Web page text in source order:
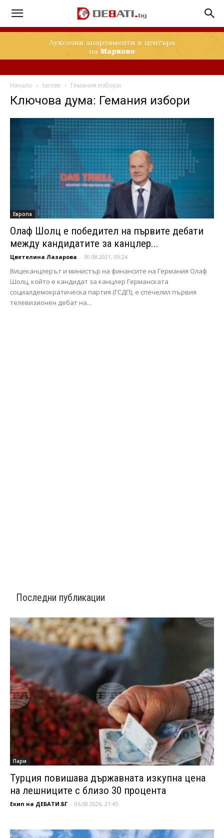
Начало тагове Гемания избори
Ключова дума: Гемания избори
Европа
Олаф Шолц е победител на първите дебати
между кандидатите за канцлер...
Цветелина Лазарова - 30.08.2021, 09:24
Вицеканцлерът и министър на финансите на Германия Олаф
Шолц, който е кандидат за канцлер Германската
социалдемократическа партия (ГСДП), е спечелил първия
телевизионен дебат на...
Последни публикации
Пари
Турция повишава държавната изкупна цена
на лешниците с близо 30 процента
Екип на ДЕБАТИ.БГ - 06.08.2026, 21:45